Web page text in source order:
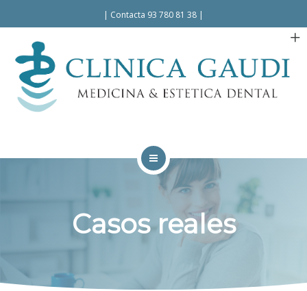
| Contacta 93 780 81 38 |
FACILIDADES
Casos reales